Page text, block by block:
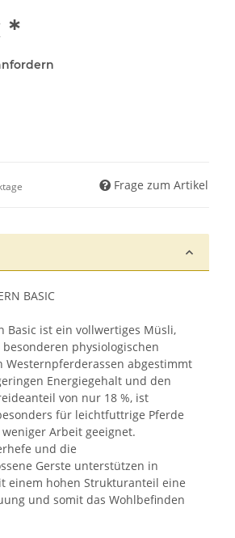
*
Frage zum Artikel
BASIC
Basic ist ein vollwertiges Müsli,
physiologischen
Westernpferderassen abgestimmt
Energiegehalt und den
von nur 18 %, ist
für leichtfuttrige Pferde
Arbeit geeignet.
und die
Gerste unterstützen in
einem hohen Strukturanteil eine
und somit das Wohlbefinden